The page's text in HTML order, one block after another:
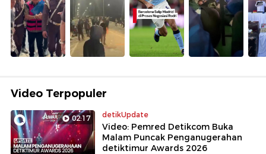
Video Terpopuler
02:17 detikUpdate
Video: Pemred Detikcom Buka
Malam Puncak Penganugerahan
detiktimur Awards 2026